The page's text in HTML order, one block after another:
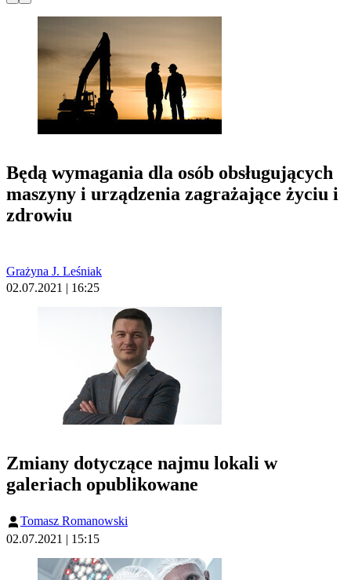
Będą wymagania dla osób obsługujących
maszyny i urządzenia zagrażające życiu i
zdrowiu
Grażyna J. Leśniak
02.07.2021 | 16:25
Zmiany dotyczące najmu lokali w
galeriach opublikowane
Tomasz Romanowski
02.07.2021 | 15:15